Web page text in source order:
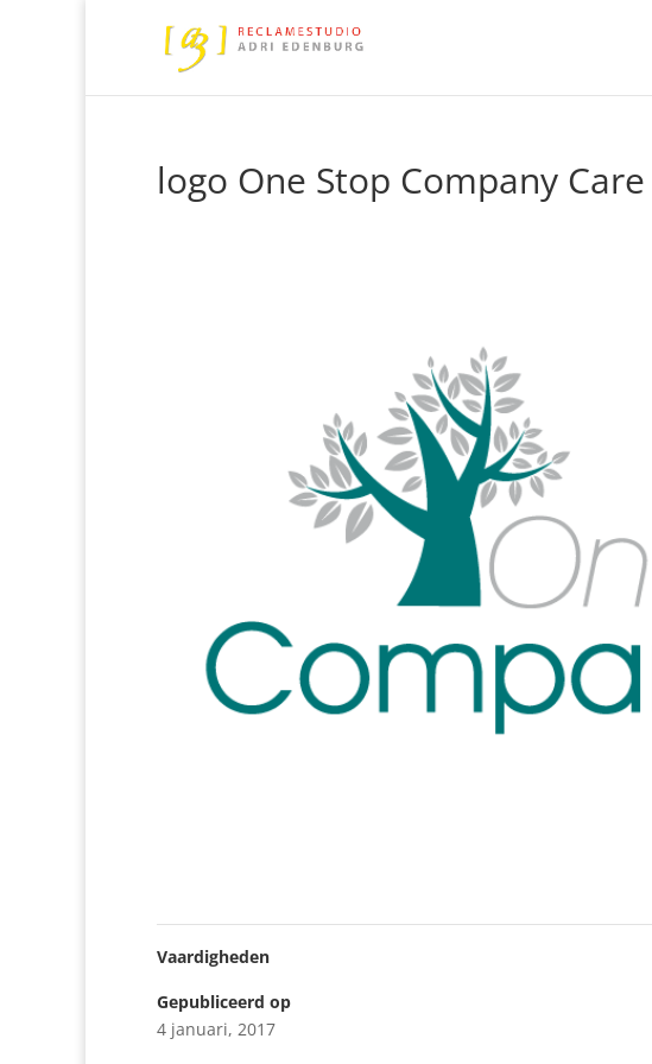
logo One Stop Company Care
Vaardigheden
Gepubliceerd op
4 januari, 2017